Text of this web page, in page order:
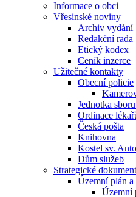
Informace o obci
Vřesinské noviny
Archiv vydání
Redakční rada
Etický kodex
Ceník inzerce
Užitečné kontakty
Obecní policie
Jednotka
Ordinace
Česká pošta
Knihovna
Kostel sv.
Dům služeb
Strategické
Územní plán
Územní